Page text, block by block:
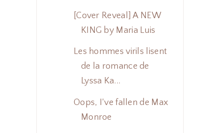
[Cover Reveal] A NEW
KING by Maria Luis
Les hommes virils lisent
de la romance de
Lyssa Ka...
Oops, I've fallen de Max
Monroe